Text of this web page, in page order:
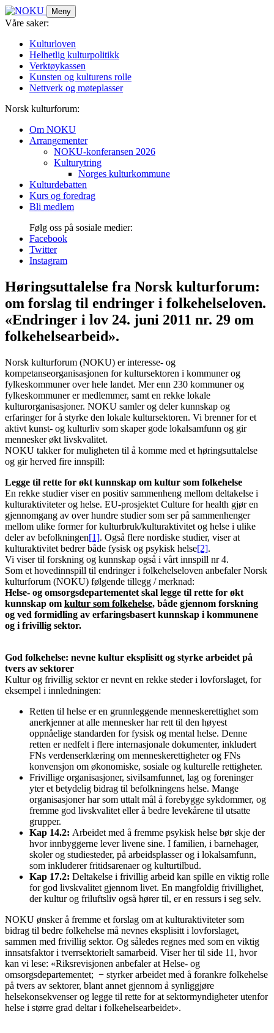
Skip
to
Meny
Våre saker:
Kulturloven
Helhetlig kulturpolitikk
Verktøykassen
Kunsten og kulturens rolle
Nettverk og møteplasser
Norsk kulturforum:
Om NOKU
Arrangementer
NOKU-konferansen 2026
Kulturytring
Norges kulturkommune
Kulturdebatten
Kurs og foredrag
Bli medlem
Følg oss på sosiale medier:
Facebook
Twitter
Instagram
Høringsuttalelse fra Norsk kulturforum:
om forslag til endringer i folkehelseloven.
«Endringer i lov 24. juni 2011 nr. 29 om
folkehelsearbeid».
Norsk kulturforum (NOKU) er interesse- og
kompetanseorganisasjonen for kultursektoren i kommuner og
fylkeskommuner over hele landet. Mer enn 230 kommuner og
fylkeskommuner er medlemmer, samt en rekke lokale
kulturorganisasjoner. NOKU samler og deler kunnskap og
erfaringer for å styrke den lokale kultursektoren. Vi brenner for et
aktivt kunst- og kulturliv som skaper gode lokalsamfunn og gir
mennesker økt livskvalitet.
NOKU takker for muligheten til å komme med et høringsuttalelse
og gir herved fire innspill:
Legge til rette for økt kunnskap om kultur som folkehelse
En rekke studier viser en positiv sammenheng mellom deltakelse i
kulturaktiviteter og helse. EU-prosjektet Culture for health gjør en
gjennomgang av over hundre studier som ser på sammenhenger
mellom ulike former for kulturbruk/kulturaktivitet og helse i ulike
deler av befolkningen[1]. Også flere nordiske studier, viser at
kulturaktivitet bedrer både fysisk og psykisk helse[2].
Vi viser til forskning og kunnskap også i vårt innspill nr 4.
Som et hovedinnspill til endringer i folkehelseloven anbefaler Norsk
kulturforum (NOKU) følgende tillegg / merknad:
Helse- og omsorgsdepartementet skal legge til rette for økt
kunnskap om kultur som folkehelse, både gjennom forskning
og ved formidling av erfaringsbasert kunnskap i kommunene
og i frivillig sektor.
God folkehelse: nevne kultur eksplisitt og styrke arbeidet på
tvers av sektorer
Kultur og frivillig sektor er nevnt en rekke steder i lovforslaget, for
eksempel i innledningen:
Retten til helse er en grunnleggende menneskerettighet som
anerkjenner at alle mennesker har rett til den høyest
oppnåelige standarden for fysisk og mental helse. Denne
retten er nedfelt i flere internasjonale dokumenter, inkludert
FNs verdenserklæring om menneskerettigheter og FNs
konvensjon om økonomiske, sosiale og kulturelle rettigheter.
Frivillige organisasjoner, sivilsamfunnet, lag og foreninger
yter et betydelig bidrag til befolkningens helse. Mange
organisasjoner har som uttalt mål å forebygge sykdommer, og
fremme god livskvalitet eller å bedre levekårene til utsatte
grupper.
Kap 14.2: Arbeidet med å fremme psykisk helse bør skje der
hvor innbyggerne lever livene sine. I familien, i barnehager,
skoler og studiesteder, på arbeidsplasser og i lokalsamfunn,
som inkluderer fritidsarenaer og kulturtilbud.
Kap 17.2: Deltakelse i frivillig arbeid kan spille en viktig rolle
for god livskvalitet gjennom livet. En mangfoldig frivillighet,
der kultur og friluftsliv også hører til, er en ressurs i seg selv.
NOKU ønsker å fremme et forslag om at kulturaktiviteter som
bidrag til bedre folkehelse må nevnes eksplisitt i lovforslaget,
sammen med frivillig sektor. Og således regnes med som en viktig
innsatsfaktor i tverrsektorielt samarbeid. Viser her til side 11, hvor
kan vi lese: «Riksrevisjonen anbefaler at Helse- og
omsorgsdepartementet; − styrker arbeidet med å forankre folkehelse
på tvers av sektorer, blant annet gjennom å synliggjøre
helsekonsekvenser og legge til rette for at sektormyndigheter utenfor
helse i større grad deltar i folkehelsearbeidet».